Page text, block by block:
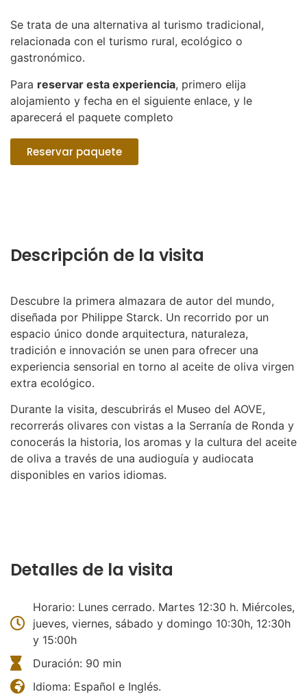
Se trata de una alternativa al turismo tradicional,
relacionada con el turismo rural, ecológico o
gastronómico.
Para reservar esta experiencia, primero elija
alojamiento y fecha en el siguiente enlace, y le
aparecerá el paquete completo
Reservar paquete
Descripción de la visita
Descubre la primera almazara de autor del mundo,
diseñada por Philippe Starck. Un recorrido por un
espacio único donde arquitectura, naturaleza,
tradición e innovación se unen para ofrecer una
experiencia sensorial en torno al aceite de oliva virgen
extra ecológico.
Durante la visita, descubrirás el Museo del AOVE,
recorrerás olivares con vistas a la Serranía de Ronda y
conocerás la historia, los aromas y la cultura del aceite
de oliva a través de una audioguía y audiocata
disponibles en varios idiomas.
Detalles de la visita
Horario: Lunes cerrado. Martes 12:30 h. Miércoles,
jueves, viernes, sábado y domingo 10:30h, 12:30h
y 15:00h
Duración: 90 min
Idioma: Español e Inglés.